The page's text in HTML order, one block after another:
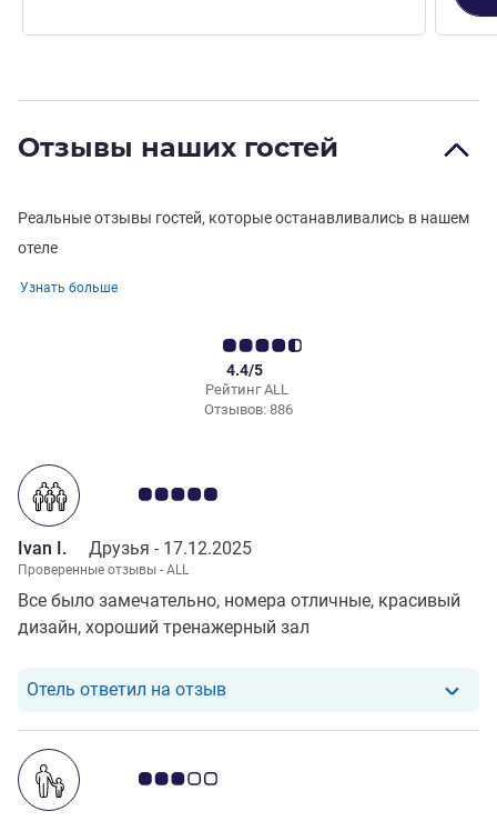
Отзывы наших гостей
Реальные отзывы гостей, которые останавливались в нашем
отеле
Узнать больше
Рейтинг ALL
4.4/5
Отзывов: 886
Примечание: отзывы клиентов 5.0/5
Ivan I. Друзья - 17.12.2025
Проверенные отзывы - ALL
Все было замечательно, номера отличные, красивый
дизайн, хороший тренажерный зал
Отель ответил на отзывОтель ответил на отзыв от Ivan
Примечание: отзывы клиентов 3.0/5